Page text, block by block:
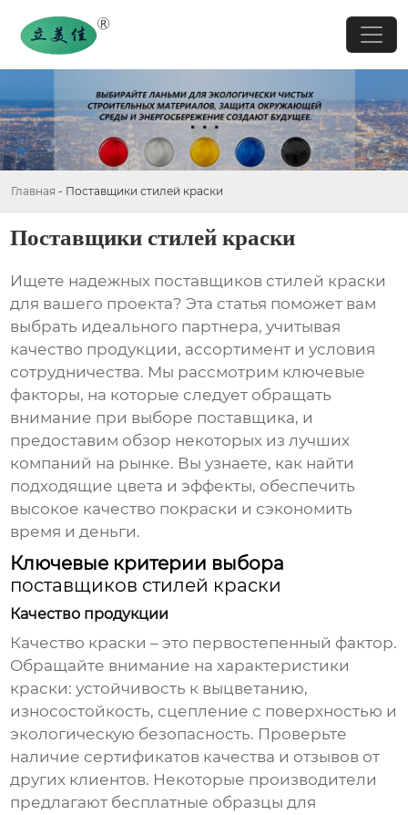
Главная - Поставщики стилей краски
Поставщики стилей краски
Ищете надежных поставщиков стилей краски
для вашего проекта? Эта статья поможет вам
выбрать идеального партнера, учитывая
качество продукции, ассортимент и условия
сотрудничества. Мы рассмотрим ключевые
факторы, на которые следует обращать
внимание при выборе поставщика, и
предоставим обзор некоторых из лучших
компаний на рынке. Вы узнаете, как найти
подходящие цвета и эффекты, обеспечить
высокое качество покраски и сэкономить
время и деньги.
Ключевые критерии выбора
поставщиков стилей краски
Качество продукции
Качество краски – это первостепенный фактор.
Обращайте внимание на характеристики
краски: устойчивость к выцветанию,
износостойкость, сцепление с поверхностью и
экологическую безопасность. Проверьте
наличие сертификатов качества и отзывов от
других клиентов. Некоторые производители
предлагают бесплатные образцы для